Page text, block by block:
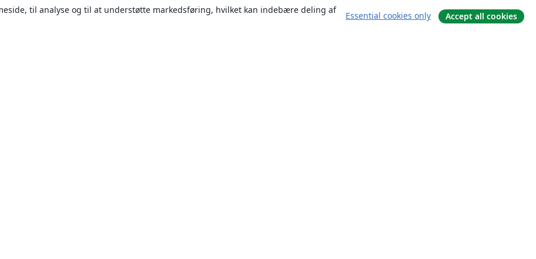
til analyse og til at understøtte markedsføring, hvilket kan indebære deling af
Essential cookies only Accept all cookies